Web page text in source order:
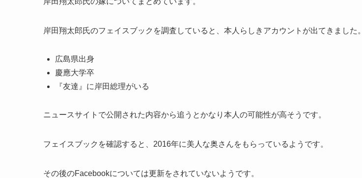
岸田翔太郎氏のフェイスブックを調査していると、本人らしきアカウントが出てきました。
広島県出身
慶應大学卒
『友達』に岸田総理がいる
ニュースサイトで公開された内容から追うとかなり本人の可能性が高そうです。
フェイスブックを確認すると、2016年に美人な奥さんをもらっているようです。
その後のFacebookについては更新をされていないようです。